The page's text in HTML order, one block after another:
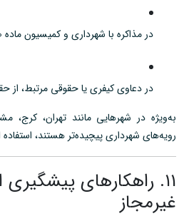
در مذاکره با شهرداری و کمیسیون ماده ۱۰۰ مؤثر باشد.
در دعاوی کیفری یا حقوقی مرتبط، از
به‌ویژه در شهرهایی مانند تهران، کرج،
رویه‌های شهرداری پیچیده‌تر هستند،
۱۱. راهکارهای
غیرمجاز